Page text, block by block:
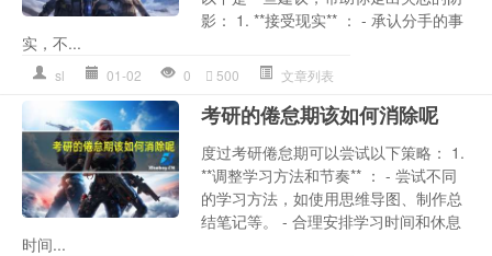
影： 1. **接受现实** ： - 承认分手的事
实，不...
sl 01-02 0 500 文章列表
考研的倦怠期该如何消除呢
度过考研倦怠期可以尝试以下策略： 1.
**调整学习方法和节奏** ： - 尝试不同
的学习方法，如使用思维导图、制作总
结笔记等。 - 合理安排学习时间和休息
时间...